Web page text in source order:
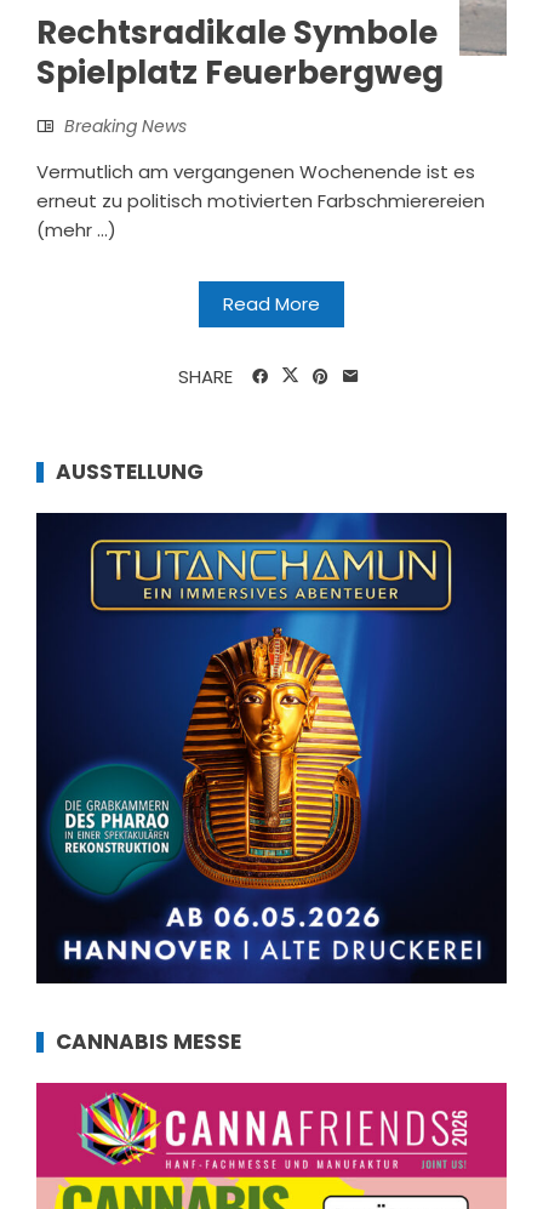
Rechtsradikale Symbole
Spielplatz Feuerbergweg
Breaking News
Vermutlich am vergangenen Wochenende ist es
erneut zu politisch motivierten Farbschmierereien
(mehr …)
Read More
SHARE
AUSSTELLUNG
CANNABIS MESSE